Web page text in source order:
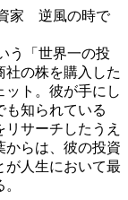
家 逆風の時で
う「世界一の投
社の株を購入した
ット。彼が手にし
も知られている
サーチしたうえ
からは、彼の投資
が人生において最